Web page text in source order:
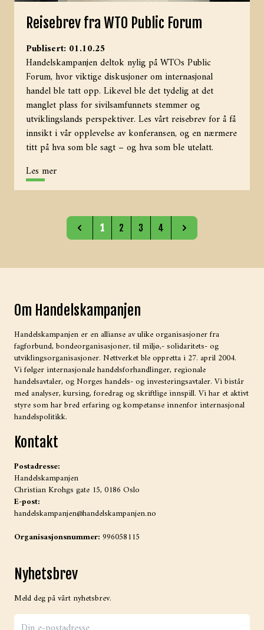
Reisebrev fra WTO Public Forum
Publisert: 01.10.25
Handelskampanjen deltok nylig på WTOs Public
Forum, hvor viktige diskusjoner om internasjonal
handel ble tatt opp. Likevel ble det tydelig at det
manglet plass for sivilsamfunnets stemmer og
utviklingslands perspektiver. Les vårt reisebrev for å få
innsikt i vår opplevelse av konferansen, og en nærmere
titt på hva som ble sagt – og hva som ble utelatt.
Les mer
1 2 3 4
Om Handelskampanjen
Handelskampanjen er en allianse av ulike organisasjoner fra
fagforbund, bondeorganisasjoner, til miljø,- solidaritets- og
utviklingsorganisasjoner. Nettverket ble oppretta i 27. april 2004.
Vi følger internasjonale handelsforhandlinger, regionale
handelsavtaler, og Norges handels- og investeringsavtaler. Vi bistår
med analyser, kursing, foredrag og skriftlige innspill. Vi har et aktivt
styre som har bred erfaring og kompetanse innenfor internasjonal
handelspolitikk.
Kontakt
Postadresse:
Handelskampanjen
Christian Krohgs gate 15, 0186 Oslo
E-post:
handelskampanjen@handelskampanjen.no
Organisasjonsnummer: 996058115
Nyhetsbrev
Meld deg på vårt nyhetsbrev.